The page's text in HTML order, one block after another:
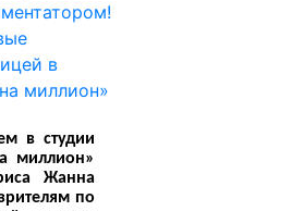
в студии
миллион»
Жанна
по